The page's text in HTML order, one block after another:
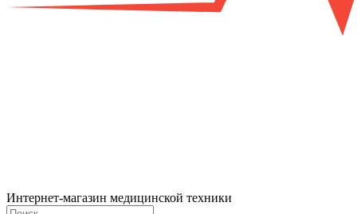
Интернет-магазин медицинской техники